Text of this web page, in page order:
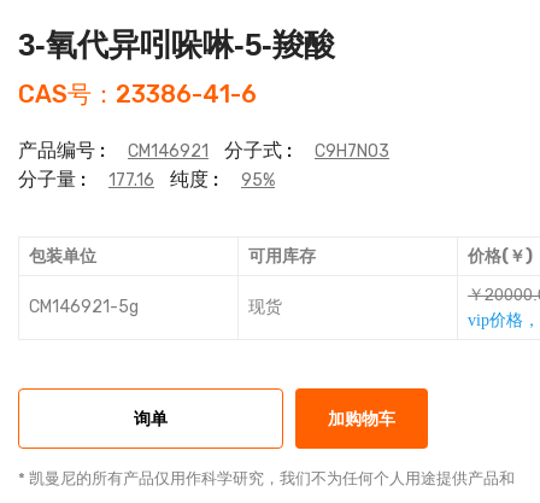
3-氧代异吲哚啉-5-羧酸
CAS号：23386-41-6
产品编号 : CM146921 分子式 : C9H7NO3
分子量 : 177.16 纯度 : 95%
包装单位 可用库存 价格(￥)
CM146921-5g 现货
￥
vip价格
询单 加购物车
* 凯曼尼的所有产品仅用作科学研究，我们不为任何个人用途提供产品和